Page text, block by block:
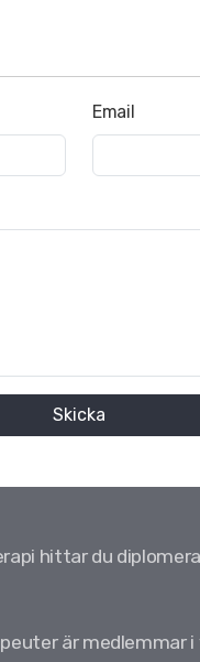
Email
Skicka
hittar du
är medlemmar